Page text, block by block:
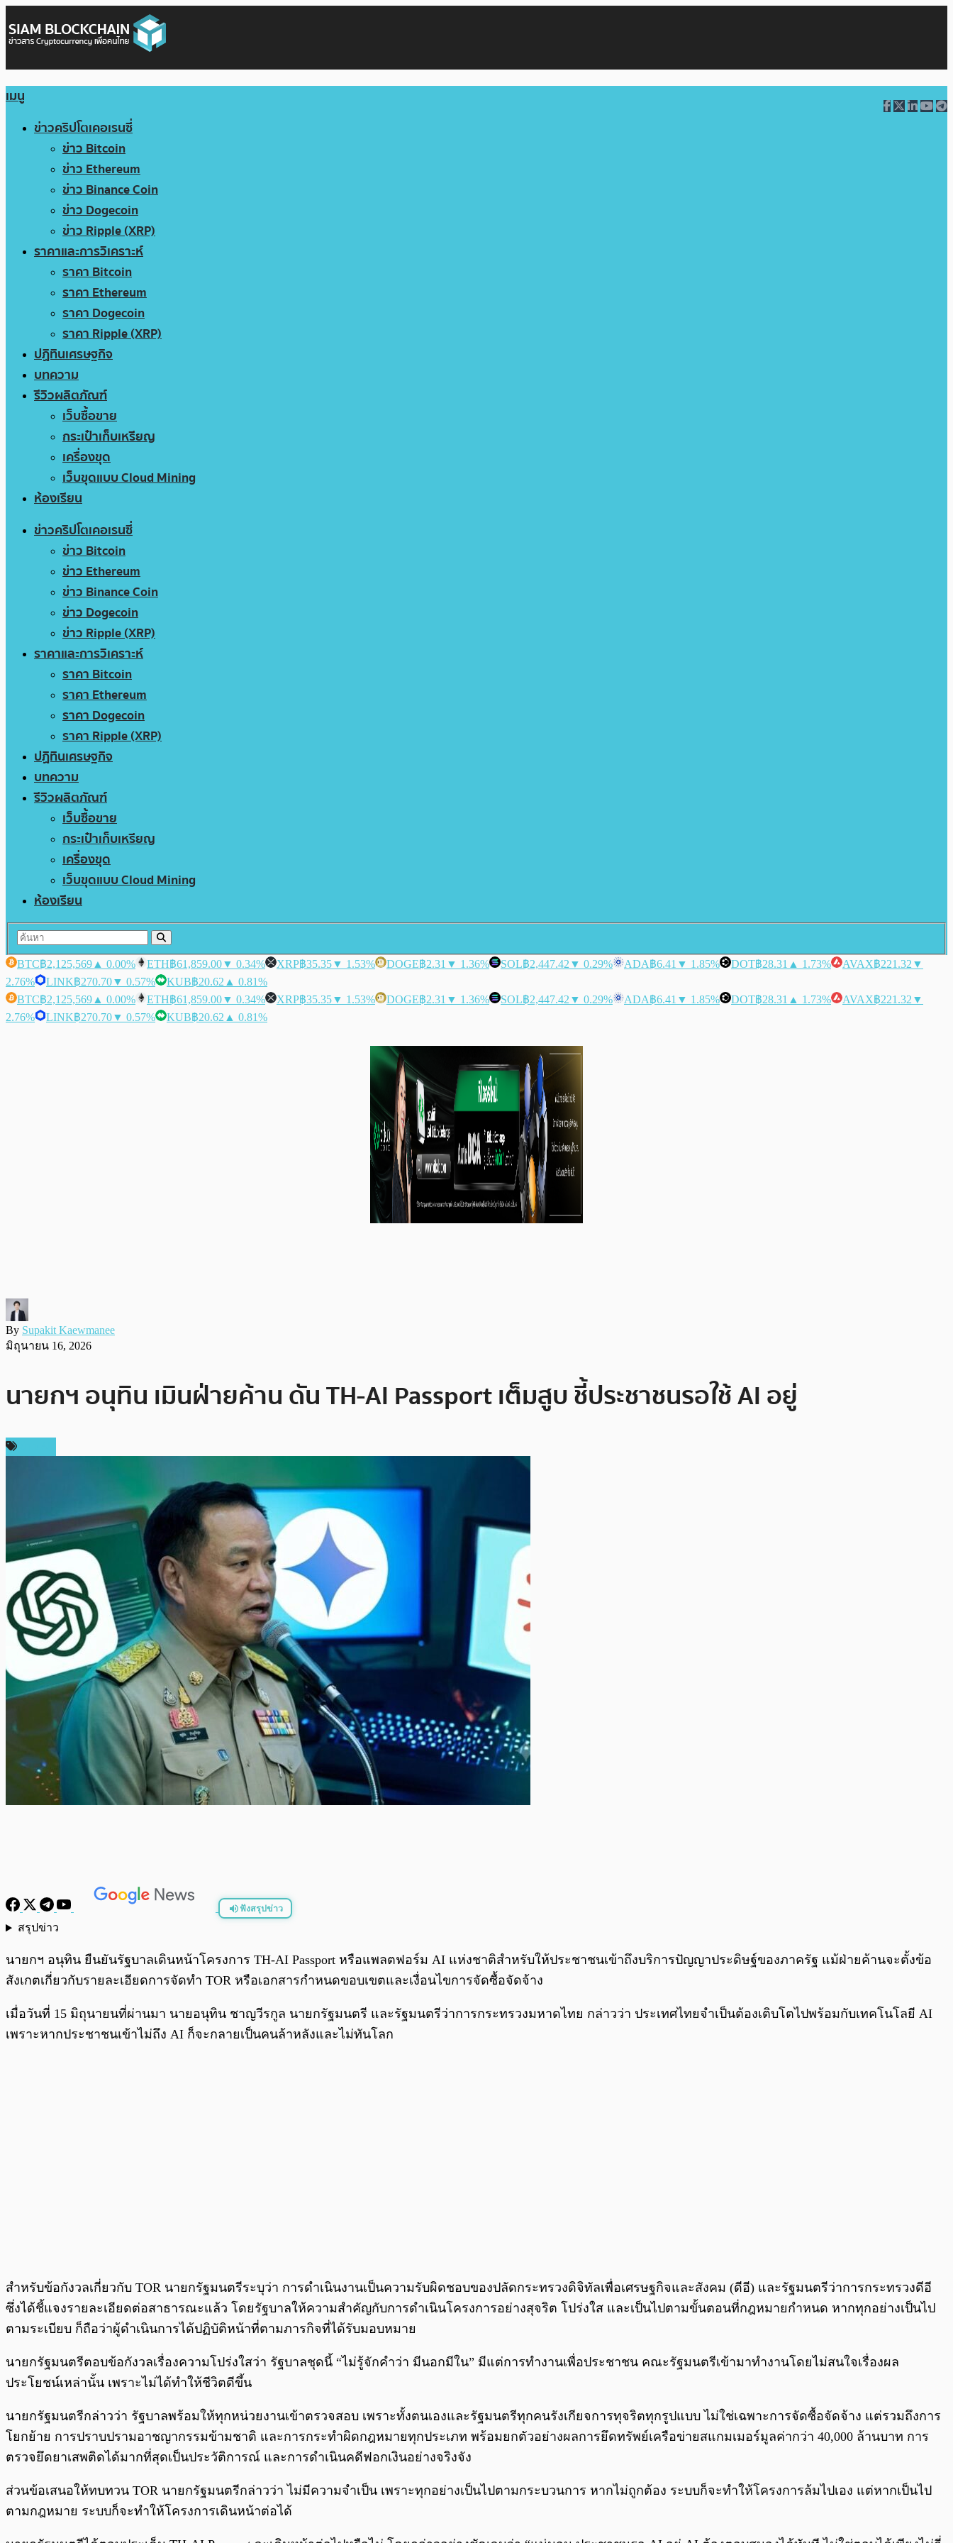
เมนู
ข่าวคริปโตเคอเรนซี่
ข่าว Bitcoin
ข่าว Ethereum
ข่าว Binance Coin
ข่าว Dogecoin
ข่าว Ripple (XRP)
ราคาและการวิเคราะห์
ราคา Bitcoin
ราคา Ethereum
ราคา Dogecoin
ราคา Ripple (XRP)
ปฏิทินเศรษฐกิจ
บทความ
รีวิวผลิตภัณฑ์
เว็บซื้อขาย
กระเป๋าเก็บเหรียญ
เครื่องขุด
เว็บขุดแบบ Cloud Mining
ห้องเรียน
ข่าวคริปโตเคอเรนซี่
ข่าว Bitcoin
ข่าว Ethereum
ข่าว Binance Coin
ข่าว Dogecoin
ข่าว Ripple (XRP)
ราคาและการวิเคราะห์
ราคา Bitcoin
ราคา Ethereum
ราคา Dogecoin
ราคา Ripple (XRP)
ปฏิทินเศรษฐกิจ
บทความ
รีวิวผลิตภัณฑ์
เว็บซื้อขาย
กระเป๋าเก็บเหรียญ
เครื่องขุด
เว็บขุดแบบ Cloud Mining
ห้องเรียน
BTC฿2,125,569 ▲ 0.00% ETH฿61,859.00▼ 0.34% XRP฿35.35▼ 1.53% DOGE฿2.31 ▼ 1.36% SOL฿2,447.42 ▼ 0.29% ADA฿6.41 ▼ 1.85% DOT฿28.31 ▲ 1.73% AVAX฿221.32 ▼
2.76%
LINK฿270.70▼ 0.57% KUB฿20.62 ▲ 0.81%
BTC฿2,125,569 ▲ 0.00% ETH฿61,859.00▼ 0.34% XRP฿35.35▼ 1.53% DOGE฿2.31 ▼ 1.36% SOL฿2,447.42 ▼ 0.29% ADA฿6.41 ▼ 1.85% DOT฿28.31 ▲ 1.73% AVAX฿221.32 ▼
2.76%
LINK฿270.70▼ 0.57% KUB฿20.62 ▲ 0.81%
By Supakit Kaewmanee
มิถุนายน 16, 2026
นายกฯ อนุทิน เมินฝ่ายค้าน ดัน TH-AI Passport เต็มสูบ ชี้ประชาชนรอใช้ AI อยู่
ฟังสรุปข่าว
สรุปข่าว
นายกฯ อนุทิน ยืนยันรัฐบาลเดินหน้าโครงการ TH-AI Passport หรือแพลตฟอร์ม AI แห่งชาติสำหรับให้ประชาชนเข้าถึงบริการปัญญาประดิษฐ์ของภาครัฐ แม้ฝ่ายค้านจะตั้งข้อ
สังเกตเกี่ยวกับรายละเอียดการจัดทำ TOR หรือเอกสารกำหนดขอบเขตและเงื่อนไขการจัดซื้อจัดจ้าง
เมื่อวันที่ 15 มิถุนายนที่ผ่านมา นายอนุทิน ชาญวีรกูล นายกรัฐมนตรี และรัฐมนตรีว่าการกระทรวงมหาดไทย กล่าวว่า ประเทศไทยจำเป็นต้องเติบโตไปพร้อมกับเทคโนโลยี AI
เพราะหากประชาชนเข้าไม่ถึง AI ก็จะกลายเป็นคนล้าหลังและไม่ทันโลก
สำหรับข้อกังวลเกี่ยวกับ TOR นายกรัฐมนตรีระบุว่า การดำเนินงานเป็นความรับผิดชอบของปลัดกระทรวงดิจิทัลเพื่อเศรษฐกิจและสังคม (ดีอี) และรัฐมนตรีว่าการกระทรวงดีอี
ซึ่งได้ชี้แจงรายละเอียดต่อสาธารณะแล้ว โดยรัฐบาลให้ความสำคัญกับการดำเนินโครงการอย่างสุจริต โปร่งใส และเป็นไปตามขั้นตอนที่กฎหมายกำหนด หากทุกอย่างเป็นไป
ตามระเบียบ ก็ถือว่าผู้ดำเนินการได้ปฏิบัติหน้าที่ตามภารกิจที่ได้รับมอบหมาย
นายกรัฐมนตรีตอบข้อกังวลเรื่องความโปร่งใสว่า รัฐบาลชุดนี้ “ไม่รู้จักคำว่า มีนอกมีใน” มีแต่การทำงานเพื่อประชาชน คณะรัฐมนตรีเข้ามาทำงานโดยไม่สนใจเรื่องผล
ประโยชน์เหล่านั้น เพราะไม่ได้ทำให้ชีวิตดีขึ้น
นายกรัฐมนตรีกล่าวว่า รัฐบาลพร้อมให้ทุกหน่วยงานเข้าตรวจสอบ เพราะทั้งตนเองและรัฐมนตรีทุกคนรังเกียจการทุจริตทุกรูปแบบ ไม่ใช่เฉพาะการจัดซื้อจัดจ้าง แต่รวมถึงการ
โยกย้าย การปราบปรามอาชญากรรมข้ามชาติ และการกระทำผิดกฎหมายทุกประเภท พร้อมยกตัวอย่างผลการยึดทรัพย์เครือข่ายสแกมเมอร์มูลค่ากว่า 40,000 ล้านบาท การ
ตรวจยึดยาเสพติดได้มากที่สุดเป็นประวัติการณ์ และการดำเนินคดีฟอกเงินอย่างจริงจัง
ส่วนข้อเสนอให้ทบทวน TOR นายกรัฐมนตรีกล่าวว่า ไม่มีความจำเป็น เพราะทุกอย่างเป็นไปตามกระบวนการ หากไม่ถูกต้อง ระบบก็จะทำให้โครงการล้มไปเอง แต่หากเป็นไป
ตามกฎหมาย ระบบก็จะทำให้โครงการเดินหน้าต่อได้